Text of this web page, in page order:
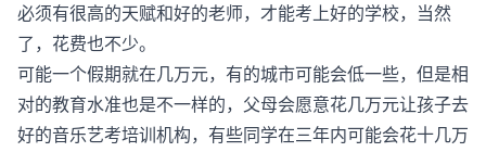
必须有很高的天赋和好的老师，才能考上好的学校，当然
了，花费也不少。
可能一个假期就在几万元，有的城市可能会低一些，但是相
对的教育水准也是不一样的，父母会愿意花几万元让孩子去
好的音乐艺考培训机构，有些同学在三年内可能会花十几万